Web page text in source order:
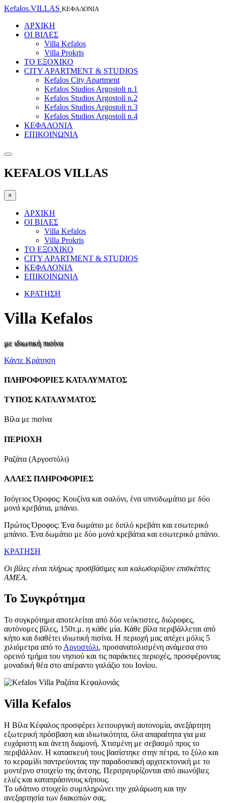
Kefalos.VILLAS ΚΕΦΑΛΟΝΙΑ
ΑΡΧΙΚΗ
ΟΙ ΒΙΛΕΣ
Villa Kefalos
Villa Prokris
ΤΟ ΕΞΟΧΙΚΟ
CITY APARTMENT & STUDIOS
Kefalos City Apartment
Kefalos Studios Argostoli n.1
Kefalos Studios Argostoli n.2
Kefalos Studios Argostoli n.3
Kefalos Studios Argostoli n.4
ΚΕΦΑΛΟΝΙΑ
ΕΠΙΚΟΙΝΩΝΙΑ
KEFALOS VILLAS
×
ΑΡΧΙΚΗ
ΟΙ ΒΙΛΕΣ
Villa Kefalos
Villa Prokris
ΤΟ ΕΞΟΧΙΚΟ
CITY APARTMENT & STUDIOS
ΚΕΦΑΛΟΝΙΑ
ΕΠΙΚΟΙΝΩΝΙΑ
ΚΡΑΤΗΣΗ
Villa Kefalos
με ιδιωτική πισίνα
Κάντε Κράτηση
ΠΛΗΡΟΦΟΡΙΕΣ ΚΑΤΑΛΥΜΑΤΟΣ
ΤΥΠΟΣ ΚΑΤΑΛΥΜΑΤΟΣ
Βίλα με πισίνα
ΠΕΡΙΟΧΗ
Ραζάτα (Αργοστόλι)
ΑΛΛΕΣ ΠΛΗΡΟΦΟΡΙΕΣ
Ισόγειος Όροφος: Κουζίνα και σαλόνι, ένα υπνοδωμάτιο με δύο
μονά κρεβάτια, μπάνιο.
Πρώτος Όροφος: Ένα δωμάτιο με διπλό κρεβάτι και εσωτερικό
μπάνιο. Ένα δωμάτιο με δύο μονά κρεβάτια και εσωτερικό μπάνιο.
ΚΡΑΤΗΣΗ
Οι βίλες είναι πλήρως προσβάσιμες και καλωσορίζουν επισκέπτες
ΑΜΕΑ.
Το Συγκρότημα
Το συγκρότημα αποτελείται από δύο νεόκτιστες, διώροφες,
αυτόνομες βίλες, 150τ.μ. η κάθε μία. Κάθε βίλα περιβάλλεται από
κήπο και διαθέτει ιδιωτική πισίνα. Η περιοχή μας απέχει μόλις 5
χιλιόμετρα από το Αργοστόλι, προσανατολισμένη ανάμεσα στο
ορεινό τμήμα του νησιού και τις παράκτιες περιοχές, προσφέροντας
μοναδική θέα στο απέραντο γαλάζιο του Ιονίου.
Villa Kefalos
Η Βίλα Κέφαλος προσφέρει λειτουργική αυτονομία, ανεξάρτητη
εξωτερική πρόσβαση και ιδιωτικότητα, όλα απαραίτητα για μια
ευχάριστη και άνετη διαμονή. Χτισμένη με σεβασμό προς το
περιβάλλον. Η κατασκευή τους βασίστηκε στην πέτρα, το ξύλο και
το κεραμίδι παντρεύοντας την παραδοσιακή αρχιτεκτονική με το
μοντέρνο στοιχείο της άνεσης. Περιτριγυρίζονται από αιωνόβιες
ελιές και καταπράσινους κήπους.
Το υδάτινο στοιχείο συμπληρώνει την χαλάρωση και την
ανεξαρτησία των διακοπών σας.